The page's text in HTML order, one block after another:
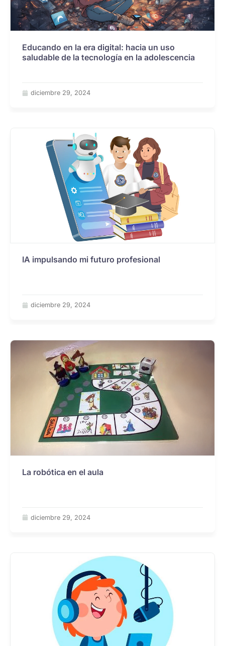
Educando en la era digital: hacia un uso
saludable de la tecnología en la adolescencia
diciembre 29, 2024
IA impulsando mi futuro profesional
diciembre 29, 2024
La robótica en el aula
diciembre 29, 2024